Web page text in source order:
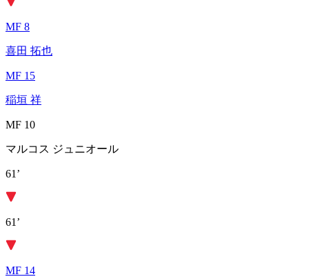
MF 8
喜田 拓也
MF 15
稲垣 祥
MF 10
マルコス ジュニオール
61’
61’
MF 14